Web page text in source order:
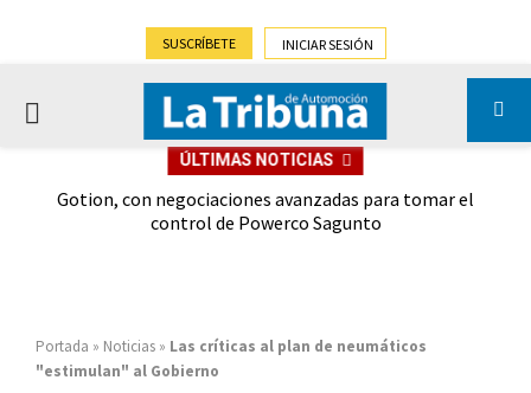
SUSCRÍBETE INICIAR SESIÓN
PRIMARY
ÚLTIMAS NOTICIAS
Gotion, con negociaciones avanzadas para tomar el
control de Powerco Sagunto
Portada » Noticias » Las críticas al plan de neumáticos
"estimulan" al Gobierno